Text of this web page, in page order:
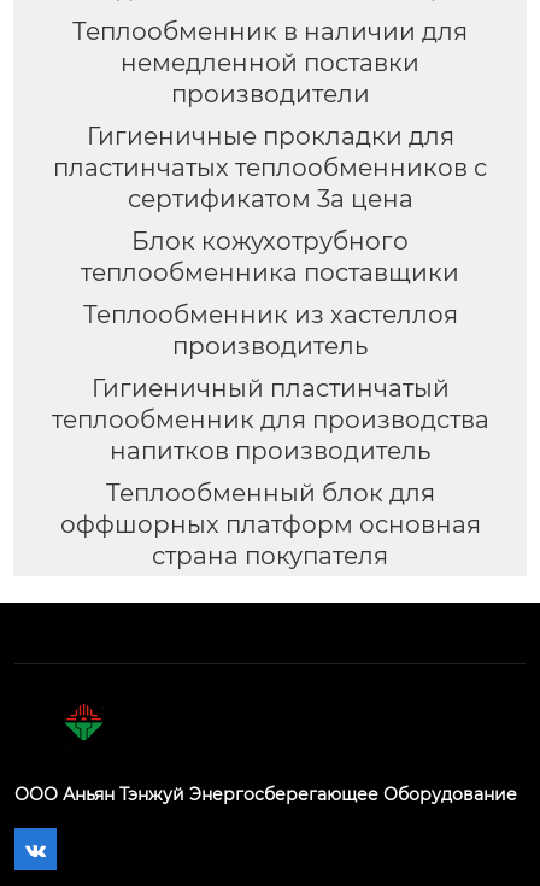
Теплообменник в наличии для
немедленной поставки
производители
Гигиеничные прокладки для
пластинчатых теплообменников с
сертификатом 3a цена
Блок кожухотрубного
теплообменника поставщики
Теплообменник из хастеллоя
производитель
Гигиеничный пластинчатый
теплообменник для производства
напитков производитель
Теплообменный блок для
оффшорных платформ основная
страна покупателя
ООО Аньян Тэнжуй Энергосберегающее Оборудование
